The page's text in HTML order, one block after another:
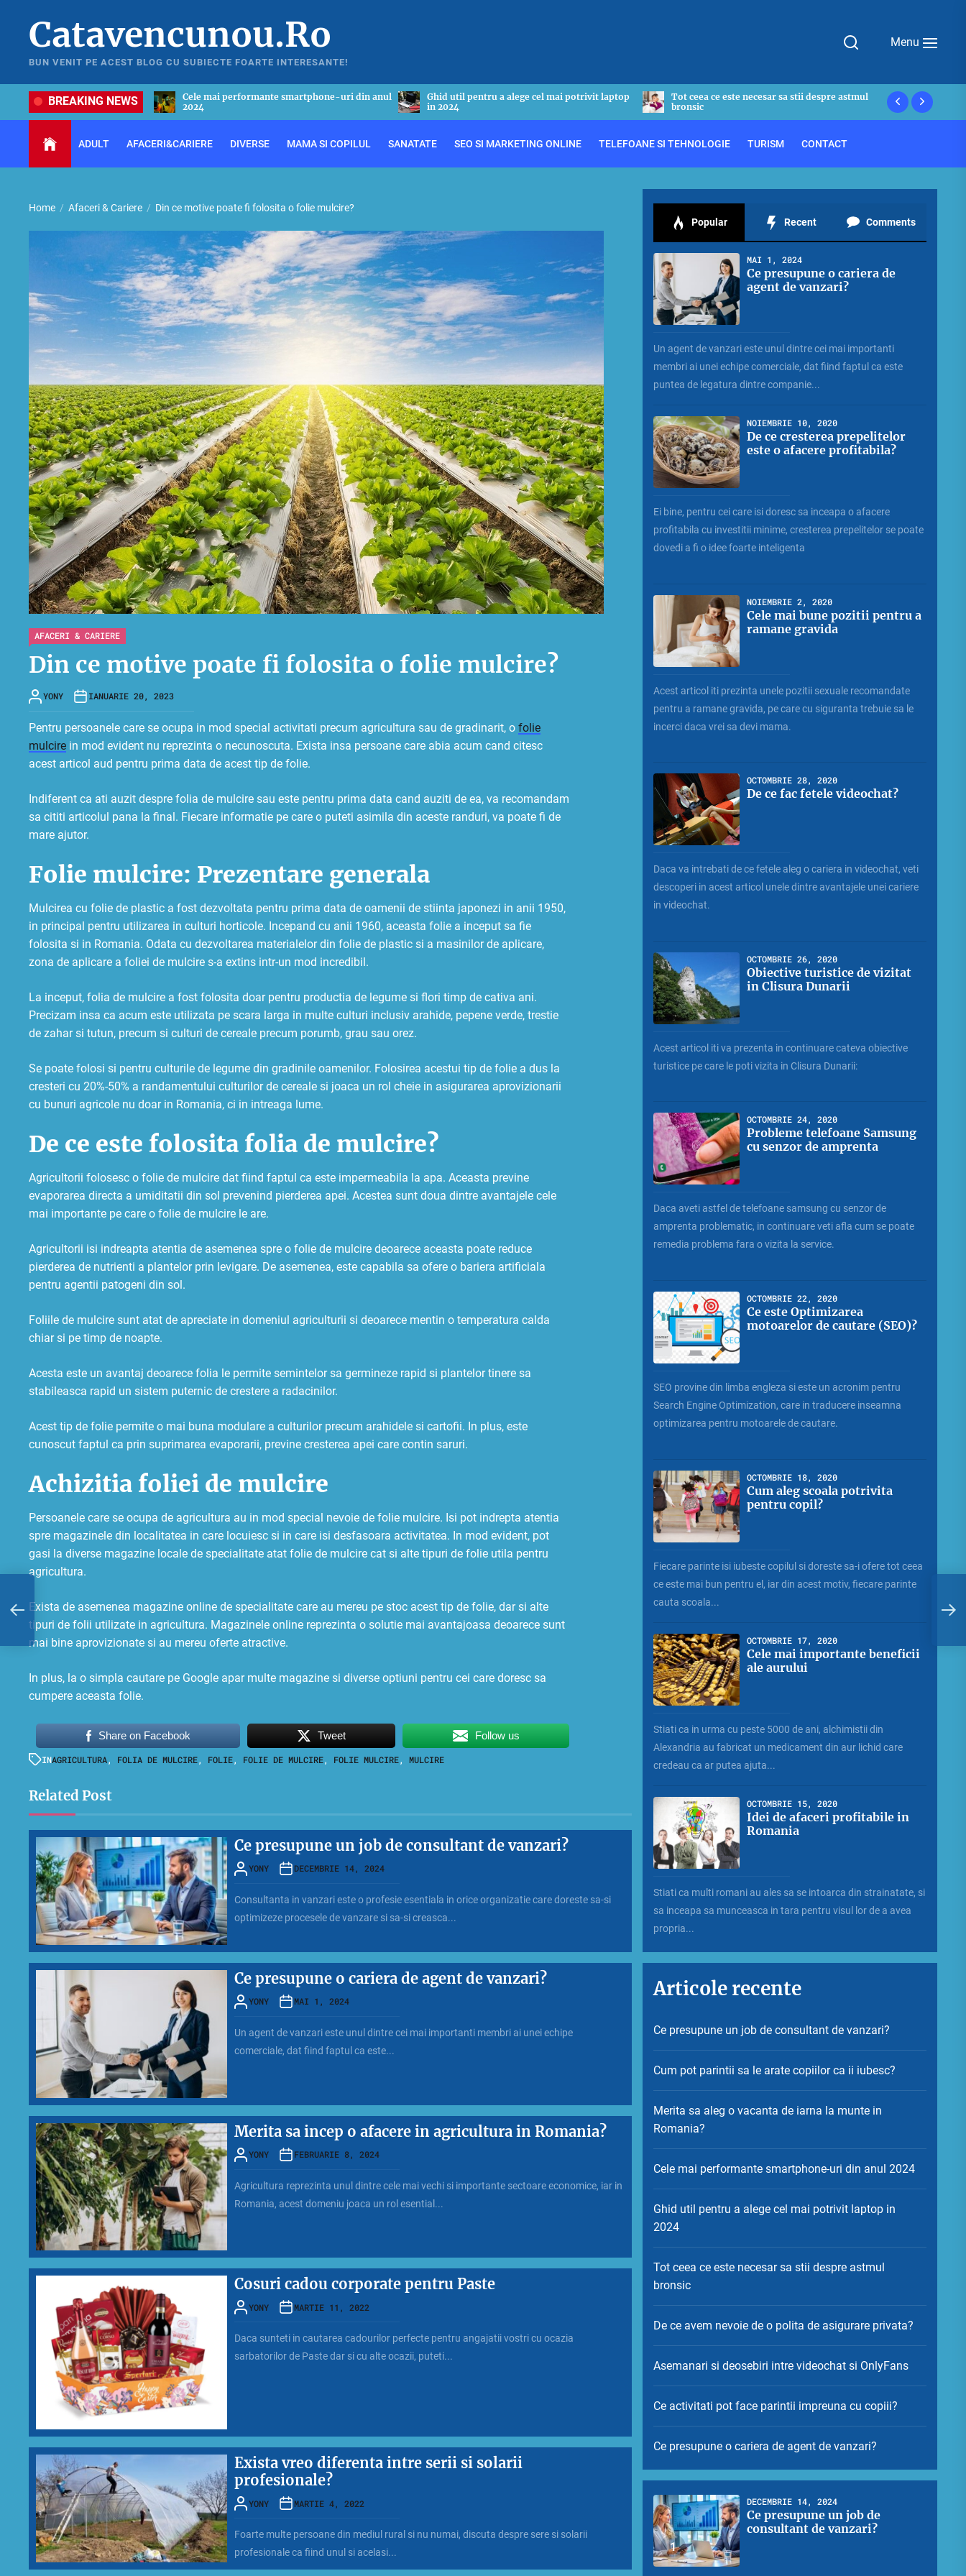
content
Catavencunou.Ro
BUN VENIT PE ACEST BLOG CU SUBIECTE FOARTE INTERESANTE!
Menu
BREAKING NEWS
smartphone-uri din anul
Ghid util pentru a alege cel mai potrivit laptop
in 2024
Tot ceea ce este necesar sa stii despre astmul
bronsic
De ce avem nevoie de o polita de asigurare
privata?
Asemanari
OnlyFans
ADULT AFACERI&CARIERE DIVERSE MAMA SI COPILUL SANATATE SEO SI MARKETING ONLINE TELEFOANE SI TEHNOLOGIE TURISM CONTACT
Home Afaceri & Cariere Din ce motive poate fi folosita o folie mulcire?
AFACERI & CARIERE
Din ce motive poate fi folosita o folie mulcire?
YONY IANUARIE 20, 2023
Pentru persoanele care se ocupa in mod special activitati precum agricultura sau de gradinarit, o folie
mulcire in mod evident nu reprezinta o necunoscuta. Exista insa persoane care abia acum cand citesc
acest articol aud pentru prima data de acest tip de folie.
Indiferent ca ati auzit despre folia de mulcire sau este pentru prima data cand auziti de ea, va recomandam
sa cititi articolul pana la final. Fiecare informatie pe care o puteti asimila din aceste randuri, va poate fi de
mare ajutor.
Folie mulcire: Prezentare generala
Mulcirea cu folie de plastic a fost dezvoltata pentru prima data de oamenii de stiinta japonezi in anii 1950,
in principal pentru utilizarea in culturi horticole. Incepand cu anii 1960, aceasta folie a inceput sa fie
folosita si in Romania. Odata cu dezvoltarea materialelor din folie de plastic si a masinilor de aplicare,
zona de aplicare a foliei de mulcire s-a extins intr-un mod incredibil.
La inceput, folia de mulcire a fost folosita doar pentru productia de legume si flori timp de cativa ani.
Precizam insa ca acum este utilizata pe scara larga in multe culturi inclusiv arahide, pepene verde, trestie
de zahar si tutun, precum si culturi de cereale precum porumb, grau sau orez.
Se poate folosi si pentru culturile de legume din gradinile oamenilor. Folosirea acestui tip de folie a dus la
cresteri cu 20%-50% a randamentului culturilor de cereale si joaca un rol cheie in asigurarea aprovizionarii
cu bunuri agricole nu doar in Romania, ci in intreaga lume.
De ce este folosita folia de mulcire?
Agricultorii folosesc o folie de mulcire dat fiind faptul ca este impermeabila la apa. Aceasta previne
evaporarea directa a umiditatii din sol prevenind pierderea apei. Acestea sunt doua dintre avantajele cele
mai importante pe care o folie de mulcire le are.
Agricultorii isi indreapta atentia de asemenea spre o folie de mulcire deoarece aceasta poate reduce
pierderea de nutrienti a plantelor prin levigare. De asemenea, este capabila sa ofere o bariera artificiala
pentru agentii patogeni din sol.
Foliile de mulcire sunt atat de apreciate in domeniul agriculturii si deoarece mentin o temperatura calda
chiar si pe timp de noapte.
Acesta este un avantaj deoarece folia le permite semintelor sa germineze rapid si plantelor tinere sa
stabileasca rapid un sistem puternic de crestere a radacinilor.
Acest tip de folie permite o mai buna modulare a culturilor precum arahidele si cartofii. In plus, este
cunoscut faptul ca prin suprimarea evaporarii, previne cresterea apei care contin saruri.
Achizitia foliei de mulcire
Persoanele care se ocupa de agricultura au in mod special nevoie de folie mulcire. Isi pot indrepta atentia
spre magazinele din localitatea in care locuiesc si in care isi desfasoara activitatea. In mod evident, pot
gasi la diverse magazine locale de specialitate atat folie de mulcire cat si alte tipuri de folie utila pentru
agricultura.
Exista de asemenea magazine online de specialitate care au mereu pe stoc acest tip de folie, dar si alte
tipuri de folii utilizate in agricultura. Magazinele online reprezinta o solutie mai avantajoasa deoarece sunt
mai bine aprovizionate si au mereu oferte atractive.
In plus, la o simpla cautare pe Google apar multe magazine si diverse optiuni pentru cei care doresc sa
cumpere aceasta folie.
Share on Facebook Tweet Follow us
INAGRICULTURA, FOLIA DE MULCIRE, FOLIE, FOLIE DE MULCIRE, FOLIE MULCIRE, MULCIRE
Related Post
Ce presupune un job de consultant de vanzari?
YONY DECEMBRIE 14, 2024
Consultanta in vanzari este o profesie esentiala in orice organizatie care doreste sa-si
optimizeze procesele de vanzare si sa-si creasca...
Ce presupune o cariera de agent de vanzari?
YONY MAI 1, 2024
Un agent de vanzari este unul dintre cei mai importanti membri ai unei echipe
comerciale, dat fiind faptul ca este...
Merita sa incep o afacere in agricultura in Romania?
YONY FEBRUARIE 8, 2024
Agricultura reprezinta unul dintre cele mai vechi si importante sectoare economice, iar in
Romania, acest domeniu joaca un rol esential...
Cosuri cadou corporate pentru Paste
YONY MARTIE 11, 2022
Daca sunteti in cautarea cadourilor perfecte pentru angajatii vostri cu ocazia
sarbatorilor de Paste dar si cu alte ocazii, puteti...
Exista vreo diferenta intre serii si solarii
profesionale?
YONY MARTIE 4, 2022
Foarte multe persoane din mediul rural si nu numai, discuta despre sere si solarii
profesionale ca fiind unul si acelasi...
Popular Recent Comments
MAI 1, 2024
Ce presupune o cariera de
agent de vanzari?
Un agent de vanzari este unul dintre cei mai importanti
membri ai unei echipe comerciale, dat fiind faptul ca este
puntea de legatura dintre companie...
NOIEMBRIE 10, 2020
De ce cresterea prepelitelor
este o afacere profitabila?
Ei bine, pentru cei care isi doresc sa inceapa o afacere
profitabila cu investitii minime, cresterea prepelitelor se poate
dovedi a fi o idee foarte inteligenta
NOIEMBRIE 2, 2020
Cele mai bune pozitii pentru a
ramane gravida
Acest articol iti prezinta unele pozitii sexuale recomandate
pentru a ramane gravida, pe care cu siguranta trebuie sa le
incerci daca vrei sa devi mama.
OCTOMBRIE 28, 2020
De ce fac fetele videochat?
Daca va intrebati de ce fetele aleg o cariera in videochat, veti
descoperi in acest articol unele dintre avantajele unei cariere
in videochat.
OCTOMBRIE 26, 2020
Obiective turistice de vizitat
in Clisura Dunarii
Acest articol iti va prezenta in continuare cateva obiective
turistice pe care le poti vizita in Clisura Dunarii:
OCTOMBRIE 24, 2020
Probleme telefoane Samsung
cu senzor de amprenta
Daca aveti astfel de telefoane samsung cu senzor de
amprenta problematic, in continuare veti afla cum se poate
remedia problema fara o vizita la service.
OCTOMBRIE 22, 2020
Ce este Optimizarea
motoarelor de cautare (SEO)?
SEO provine din limba engleza si este un acronim pentru
Search Engine Optimization, care in traducere inseamna
optimizarea pentru motoarele de cautare.
OCTOMBRIE 18, 2020
Cum aleg scoala potrivita
pentru copil?
Fiecare parinte isi iubeste copilul si doreste sa-i ofere tot ceea
ce este mai bun pentru el, iar din acest motiv, fiecare parinte
cauta scoala...
OCTOMBRIE 17, 2020
Cele mai importante beneficii
ale aurului
Stiati ca in urma cu peste 5000 de ani, alchimistii din
Alexandria au fabricat un medicament din aur lichid care
credeau ca ar putea ajuta...
OCTOMBRIE 15, 2020
Idei de afaceri profitabile in
Romania
Stiati ca multi romani au ales sa se intoarca din strainatate, si
sa inceapa sa munceasca in tara pentru visul lor de a avea
propria...
Articole recente
Ce presupune un job de consultant de vanzari?
Cum pot parintii sa le arate copiilor ca ii iubesc?
Merita sa aleg o vacanta de iarna la munte in
Romania?
Cele mai performante smartphone-uri din anul 2024
Ghid util pentru a alege cel mai potrivit laptop in
2024
Tot ceea ce este necesar sa stii despre astmul
bronsic
De ce avem nevoie de o polita de asigurare privata?
Asemanari si deosebiri intre videochat si OnlyFans
Ce activitati pot face parintii impreuna cu copiii?
Ce presupune o cariera de agent de vanzari?
1
DECEMBRIE 14, 2024
Ce presupune un job de
consultant de vanzari?